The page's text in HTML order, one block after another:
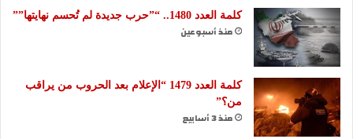
كلمة العدد 1480.. “”حرب جديدة لم تُحسم نهايتها””
منذ أسبوعين
كلمة العدد 1479 “الإعلام بعد الحروب من يراقب
من؟”
منذ 3 أسابيع